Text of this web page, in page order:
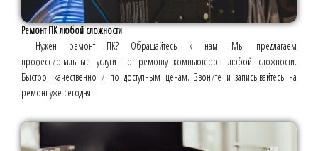
Ремонт ПК любой сложности
Нужен ремонт ПК? Обращайтесь к нам! Мы предлагаем
профессиональные услуги по ремонту компьютеров любой сложности.
Быстро, качественно и по доступным ценам. Звоните и записывайтесь на
ремонт уже сегодня!